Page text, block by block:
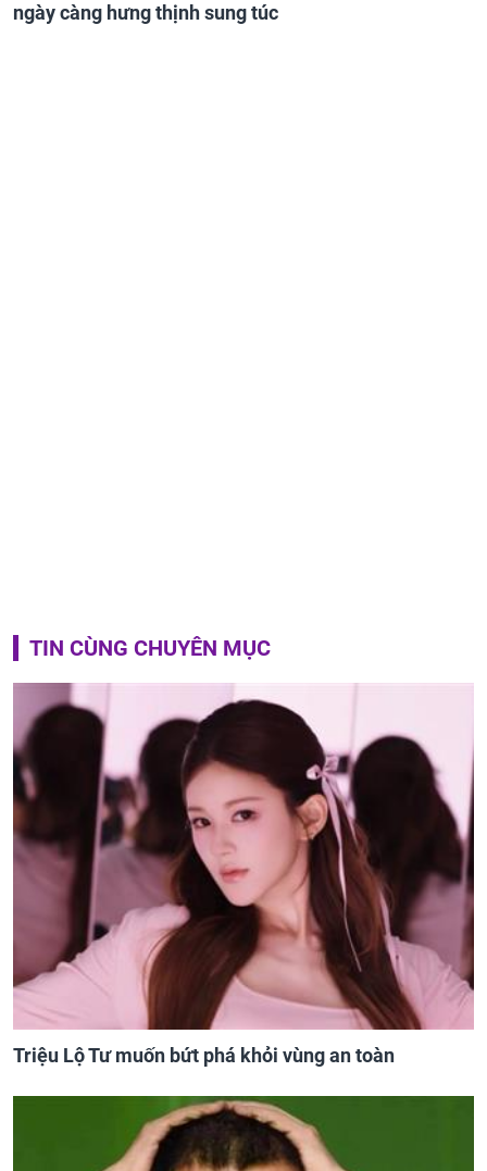
ngày càng hưng thịnh sung túc
TIN CÙNG CHUYÊN MỤC
Triệu Lộ Tư muốn bứt phá khỏi vùng an toàn